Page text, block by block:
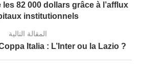
82 000 dollars grâce à l’afflux
institutionnels
المقالة التالية
Italia : L’Inter ou la Lazio ?